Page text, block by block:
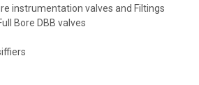
instrumentation valves and Filtings
Bore DBB valves